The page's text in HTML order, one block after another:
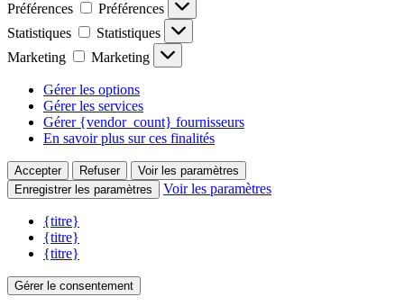
Préférences
Préférences
Statistiques
Statistiques
Marketing
Marketing
Gérer les options
Gérer les services
Gérer {vendor_count} fournisseurs
En savoir plus sur ces finalités
Accepter Refuser
Voir les paramètres
Enregistrer les paramètres
Voir les paramètres
{titre}
{titre}
{titre}
Gérer le consentement